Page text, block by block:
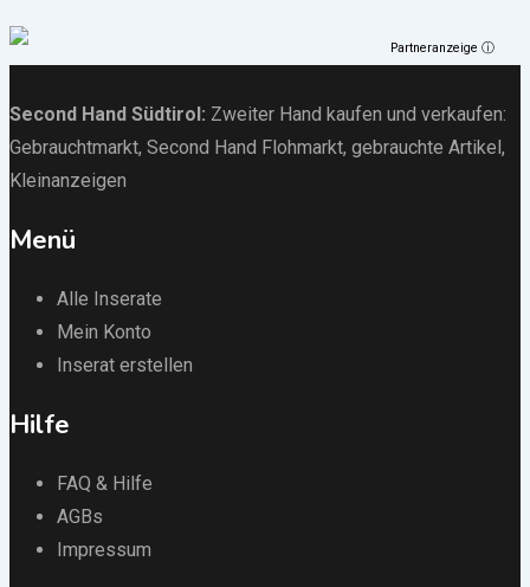
Partneranzeige ⓘ
Second Hand Südtirol : Zweiter Hand kaufen und verkaufen:
Gebrauchtmarkt, Second Hand Flohmarkt, gebrauchte Artikel ,
Kleinanzeigen
Menü
Alle Inserate
Mein Konto
Inserat erstellen
Hilfe
FAQ & Hilfe
AGBs
Impressum